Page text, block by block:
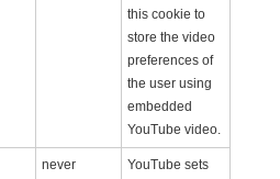
this cookie to
store the video
preferences of
the user using
embedded
YouTube video.
never
YouTube sets